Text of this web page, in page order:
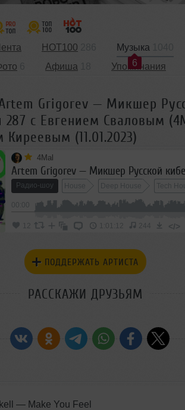
HOT100
Музыка
6
Афиша Упоминания
Grigorev — Микшер
287 с Евгением Сваловым
Киреевым (11.01.2023)
4Mal
Радио-шоу House Deep House Tech
12 1:01:12 244 </>
ПОДДЕРЖАТЬ АРТИСТА
РАССКАЖИ ДРУЗЬЯМ
— Make You Feel